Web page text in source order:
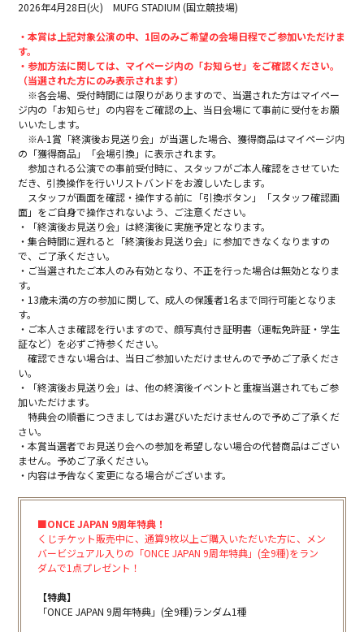
2026年4月28日(火) MUFG STADIUM (国立競技場)
・本賞は上記対象公演の中、1回のみご希望の会場日程でご参加いただけま
す。
・参加方法に関しては、マイページ内の「お知らせ」をご確認ください。
（当選された方にのみ表示されます）
※各会場、受付時間には限りがありますので、当選された方はマイペー
ジ内の「お知らせ」の内容をご確認の上、当日会場にて事前に受付をお願
いいたします。
※A-1賞「終演後お見送り会」が当選した場合、獲得商品はマイページ内
の「獲得商品」「会場引換」に表示されます。
参加される公演での事前受付時に、スタッフがご本人確認をさせていた
だき、引換操作を行いリストバンドをお渡しいたします。
スタッフが画面を確認・操作する前に「引換ボタン」「スタッフ確認画
面」をご自身で操作されないよう、ご注意ください。
・「終演後お見送り会」は終演後に実施予定となります。
・集合時間に遅れると「終演後お見送り会」に参加できなくなりますの
で、ご了承ください。
・ご当選されたご本人のみ有効となり、不正を行った場合は無効となりま
す。
・13歳未満の方の参加に関して、成人の保護者1名まで同行可能となりま
す。
・ご本人さま確認を行いますので、顔写真付き証明書（運転免許証・学生
証など）を必ずご持参ください。
確認できない場合は、当日ご参加いただけませんので予めご了承くださ
い。
・「終演後お見送り会」は、他の終演後イベントと重複当選されてもご参
加いただけます。
特典会の順番につきましてはお選びいただけませんので予めご了承くだ
さい。
・本賞当選者でお見送り会への参加を希望しない場合の代替商品はござい
ません。予めご了承ください。
・内容は予告なく変更になる場合がございます。
■ONCE JAPAN 9周年特典！
くじチケット販売中に、通算9枚以上ご購入いただいた方に、メン
バービジュアル入りの「ONCE JAPAN 9周年特典」(全9種)をラン
ダムで1点プレゼント！
【特典】
「ONCE JAPAN 9周年特典」(全9種)ランダム1種